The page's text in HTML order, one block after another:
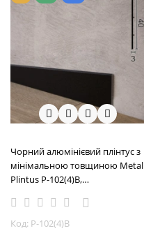
Чорний алюмінієвий плінтус з
мінімальною товщиною Metal
Plintus P-102(4)B,
Код: P-102(4)B